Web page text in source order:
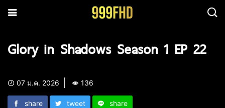
Glory in Shadows Season 1 EP 22
07 ม.ค. 2026 136
share tweet share